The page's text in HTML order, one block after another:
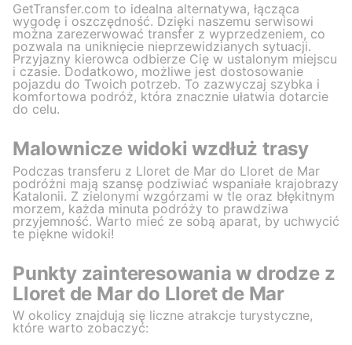
GetTransfer.com to idealna alternatywa, łącząca
wygodę i oszczędność. Dzięki naszemu serwisowi
można zarezerwować transfer z wyprzedzeniem, co
pozwala na uniknięcie nieprzewidzianych sytuacji.
Przyjazny kierowca odbierze Cię w ustalonym miejscu
i czasie. Dodatkowo, możliwe jest dostosowanie
pojazdu do Twoich potrzeb. To zazwyczaj szybka i
komfortowa podróż, która znacznie ułatwia dotarcie
do celu.
Malownicze widoki wzdłuż trasy
Podczas transferu z Lloret de Mar do Lloret de Mar
podróżni mają szansę podziwiać wspaniałe krajobrazy
Katalonii. Z zielonymi wzgórzami w tle oraz błękitnym
morzem, każda minuta podróży to prawdziwa
przyjemność. Warto mieć ze sobą aparat, by uchwycić
te piękne widoki!
Punkty zainteresowania w drodze z
Lloret de Mar do Lloret de Mar
W okolicy znajdują się liczne atrakcje turystyczne,
które warto zobaczyć: